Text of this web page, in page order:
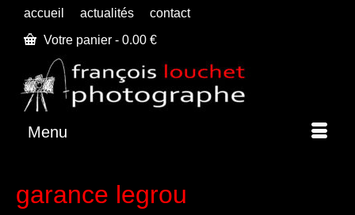
accueil actualités
contact
Votre panier - 0.00 €
Menu
garance legrou